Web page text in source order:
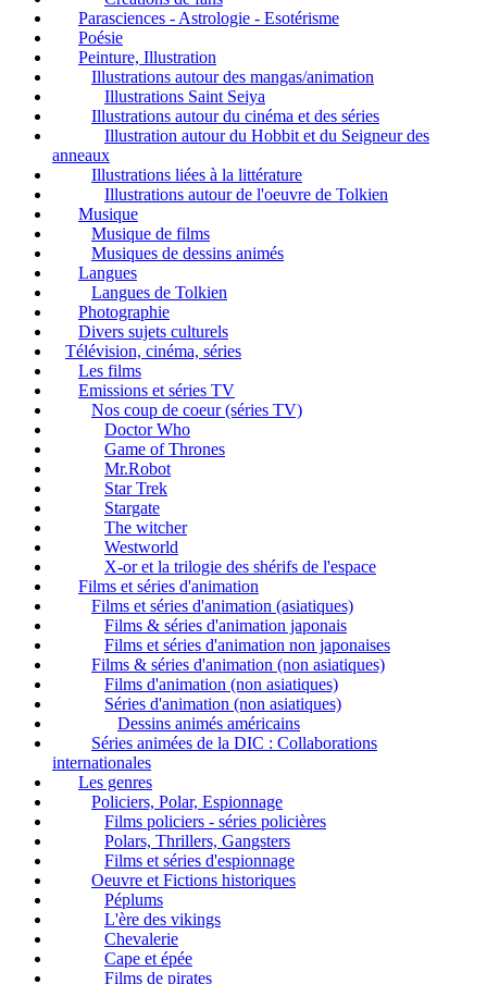
Parasciences - Astrologie - Esotérisme
Poésie
Peinture, Illustration
Illustrations autour des mangas/animation
Illustrations Saint Seiya
Illustrations autour du cinéma et des séries
Illustration autour du Hobbit et du Seigneur des
anneaux
Illustrations liées à la littérature
Illustrations autour de l'oeuvre de Tolkien
Musique
Musique de films
Musiques de dessins animés
Langues
Langues de Tolkien
Photographie
Divers sujets culturels
Télévision, cinéma, séries
Les films
Emissions et séries TV
Nos coup de coeur (séries TV)
Doctor Who
Game of Thrones
Mr.Robot
Star Trek
Stargate
The witcher
Westworld
X-or et la trilogie des shérifs de l'espace
Films et séries d'animation
Films et séries d'animation (asiatiques)
Films & séries d'animation japonais
Films et séries d'animation non japonaises
Films & séries d'animation (non asiatiques)
Films d'animation (non asiatiques)
Séries d'animation (non asiatiques)
Dessins animés américains
Séries animées de la DIC : Collaborations
internationales
Les genres
Policiers, Polar, Espionnage
Films policiers - séries policières
Polars, Thrillers, Gangsters
Films et séries d'espionnage
Oeuvre et Fictions historiques
Péplums
L'ère des vikings
Chevalerie
Cape et épée
Films de pirates